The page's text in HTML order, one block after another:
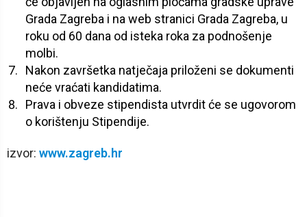
Grada Zagreba i na web stranici Grada Zagreba, u
roku od 60 dana od isteka roka za podnošenje
molbi.
Nakon završetka natječaja priloženi se dokumenti
neće vraćati kandidatima.
Prava i obveze stipendista utvrdit će se ugovorom
o korištenju Stipendije.
izvor: www.zagreb.hr